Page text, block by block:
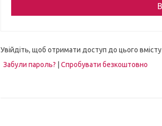
Увійдіть, щоб отримати доступ до цього вмісту
Забули пароль?
Спробувати безкоштовно